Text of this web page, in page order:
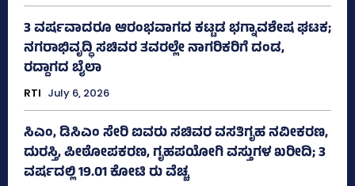
3 ವರ್ಷವಾದರೂ ಆರಂಭವಾಗದ ಕಟ್ಟಡ ಭಗ್ನಾವಶೇಷ ಘಟಕ;
ನಗರಾಭಿವೃದ್ಧಿ ಸಚಿವರ ತವರಲ್ಲೇ ನಾಗರಿಕರಿಗೆ ದಂಡ,
ರದ್ದಾಗದ ಬೈಲಾ
RTI July 6, 2026
ಸಿಎಂ, ಡಿಸಿಎಂ ಸೇರಿ ಐವರು ಸಚಿವರ ವಸತಿಗೃಹ ನವೀಕರಣ,
ದುರಸ್ತಿ, ಪೀಠೋಪಕರಣ, ಗೃಹಪಯೋಗಿ ವಸ್ತುಗಳ ಖರೀದಿ; 3
ವರ್ಷದಲ್ಲಿ 19.01 ಕೋಟಿ ರು ವೆಚ್ಚ